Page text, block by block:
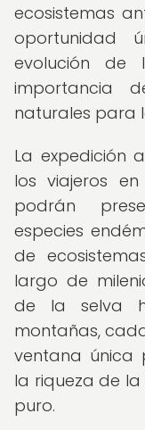
ecosistemas
oportunidad
evolución
importancia
naturales para
La expedición
los viajeros
podrán
especies
de
largo de
de la selva
montañas,
ventana única
la riqueza de
puro.